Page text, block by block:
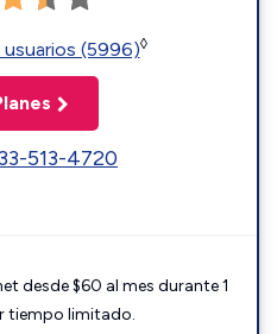
(5996)◊
513-4720
desde $60 al mes durante 1
tiempo limitado.